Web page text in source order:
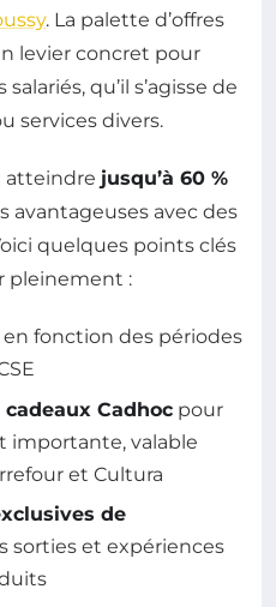
. La palette d’offres
levier concret pour
qu’il s’agisse de
services divers.
atteindre jusqu’à 60 %
avantageuses avec des
quelques points clés
pleinement :
en fonction des périodes
Cadhoc pour
importante, valable
et Cultura
de
sorties et expériences